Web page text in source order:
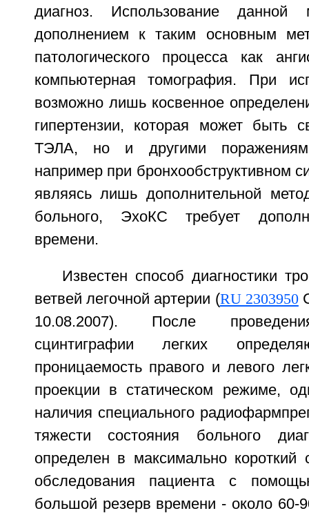
диагноз. Использование данной
дополнением к таким основным
патологического процесса как
компьютерная томография. При
возможно лишь косвенное
гипертензии, которая может быть
ТЭЛА, но и другими
например при бронхообструктивном
являясь лишь дополнительной
больного, ЭхоКС требует
времени.
Известен способ диагностики
ветвей легочной артерии (RU 2303950
10.08.2007). После
сцинтиграфии легких
проницаемость правого и левого
проекции в статическом режиме,
наличия специального
тяжести состояния больного
определен в максимально короткий
обследования пациента с
большой резерв времени - около 60-